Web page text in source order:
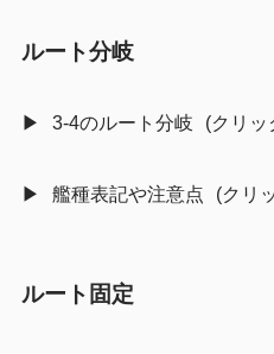
ルート分岐
3-4のルート分岐
艦種表記や注意点
ルート固定